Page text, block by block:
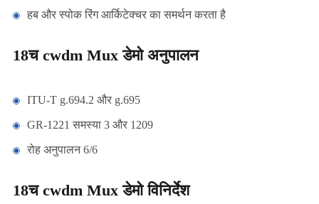
हब और स्पोक रिंग आर्किटेक्चर का समर्थन करता है
18च cwdm Mux डेमो अनुपालन
ITU-T g.694.2 और g.695
GR-1221 समस्या 3 और 1209
रोह अनुपालन 6/6
18च cwdm Mux डेमो विनिर्देश